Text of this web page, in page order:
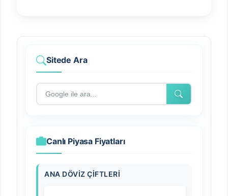
Sitede Ara
Canlı Piyasa Fiyatları
ANA DÖVIZ ÇIFTLERI